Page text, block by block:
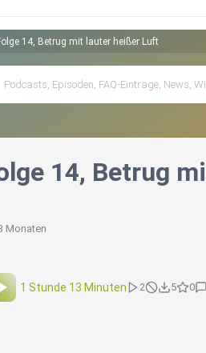
14, Betrug mit lauter heißer Luft
14, Betrug
Monaten
1 Stunde 13 Minuten 2 5 0